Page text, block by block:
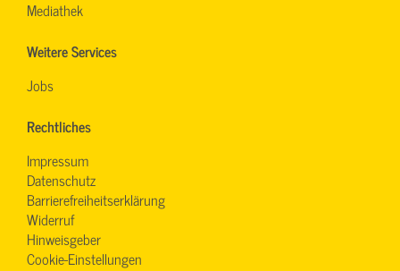
Mediathek
Weitere Services
Jobs
Rechtliches
Impressum
Datenschutz
Barrierefreiheitserklärung
Widerruf
Hinweisgeber
Cookie-Einstellungen